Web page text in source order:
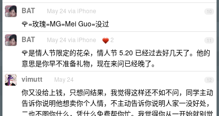
10
BAT May 24 via iPhone
🌹=玫瑰=MG=Mei Guo=没过
11
BAT May 24 via iPhone 2
🌹是情人节限定的花朵，情人节 5.20 已经过去好几天了。他的
意思是你早不准备礼物，现在来问已经晚了。
12
vimutt May 24
你又没给上钱，只想问结果，我觉得这样还不如不问，同学主动
告诉你说明他想卖你个人情，不主动告诉你说明人家一没好处，
二也不图你什么，凭什么免费帮你忙。我觉得你从一开始就别觉